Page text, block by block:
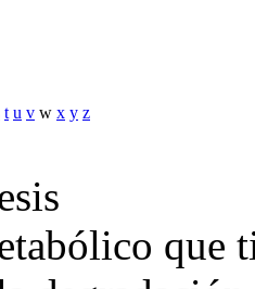
t u v w x y z
que